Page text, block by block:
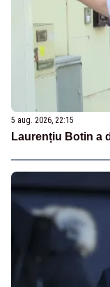
5 aug. 2026, 22:15
Laurențiu Botin a